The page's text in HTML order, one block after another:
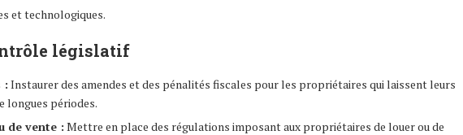
et technologiques.
législatif
: Instaurer des amendes et des pénalités fiscales pour les propriétaires qui laissent leurs
longues périodes.
de vente : Mettre en place des régulations imposant aux propriétaires de louer ou de